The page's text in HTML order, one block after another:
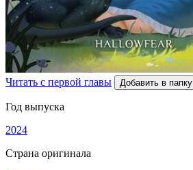
Читать с первой главы Добавить в папку
Год выпуска
2024
Страна оригинала